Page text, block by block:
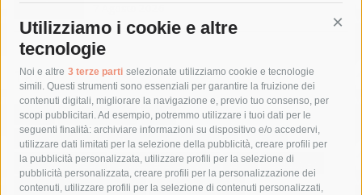
Utilizziamo i cookie e altre
tecnologie
Noi e altre 3 terze parti selezionate utilizziamo cookie e tecnologie
simili. Questi strumenti sono essenziali per garantire la fruizione dei
contenuti digitali, migliorare la navigazione e, previo tuo consenso, per
scopi pubblicitari. Ad esempio, potremmo utilizzare i tuoi dati per le
seguenti finalità: archiviare informazioni su dispositivo e/o accedervi,
utilizzare dati limitati per la selezione della pubblicità, creare profili per
la pubblicità personalizzata, utilizzare profili per la selezione di
pubblicità personalizzata, creare profili per la personalizzazione dei
contenuti, utilizzare profili per la selezione di contenuti personalizzati,
7 Agosto 2026
Tag
acqua allerta meteo
anas
area marina protetta di punta campanella
arresto
Asl Napoli 3 sud
capitaneria di porto capri
carabinieri
castellammare di stabia
circumvesuviana